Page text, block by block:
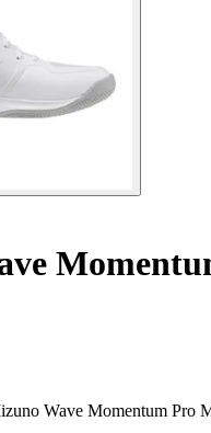
Wave Momentum Pro